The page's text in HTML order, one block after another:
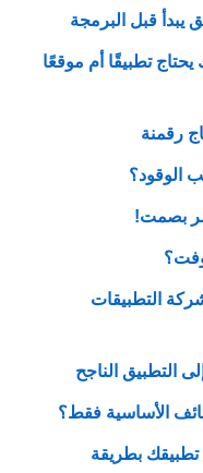
يبدأ قبل البرمجة
تطبيقًا أم موقعًا
رقمنة
الوقود؟
بصمت!
التطبيقات
التطبيق الناجح
الأساسية فقط؟
تطبيقك بطريقة